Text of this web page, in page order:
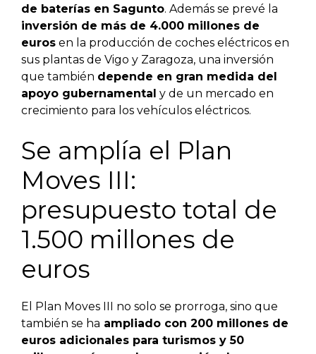
de baterías en Sagunto. Además se prevé la
inversión de más de 4.000 millones de
euros en la producción de coches eléctricos en
sus plantas de Vigo y Zaragoza, una inversión
que también depende en gran medida del
apoyo gubernamental y de un mercado en
crecimiento para los vehículos eléctricos.
Se amplía el Plan
Moves III:
presupuesto total de
1.500 millones de
euros
El Plan Moves III no solo se prorroga, sino que
también se ha ampliado con 200 millones de
euros adicionales para turismos y 50